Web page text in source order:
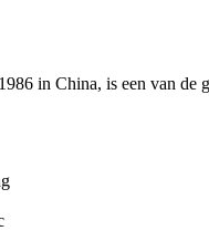
in China, is een van de